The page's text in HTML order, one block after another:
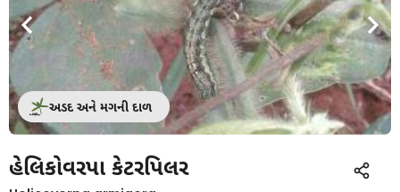
અડદ અને મગની દાળ
હેલિકોવરપા કેટરપિલર